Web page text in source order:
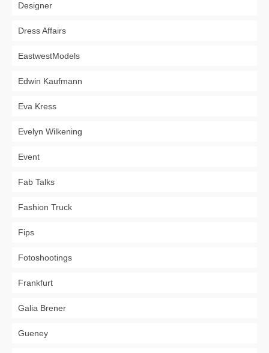
Designer
Dress Affairs
EastwestModels
Edwin Kaufmann
Eva Kress
Evelyn Wilkening
Event
Fab Talks
Fashion Truck
Fips
Fotoshootings
Frankfurt
Galia Brener
Gueney